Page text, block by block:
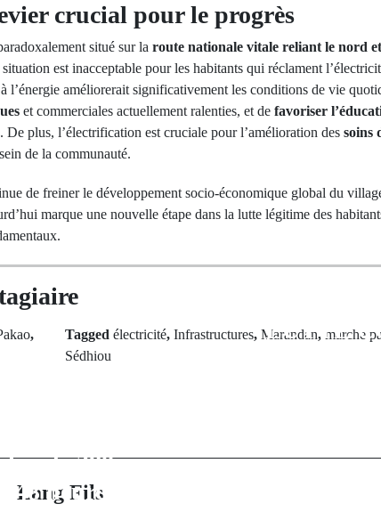
crucial pour le progrès
situé sur la route nationale vitale reliant le nord
est inacceptable pour les habitants qui réclament
l’énergie améliorerait significativement les conditions de vie
et commerciales actuellement ralenties, et de favoriser
De plus, l’électrification est cruciale pour l’amélioration des soins
de la communauté.
de freiner le développement socio-économique global du
marque une nouvelle étape dans la lutte légitime des
,
Tagged électricité, Infrastructures, Marandan, marche
Sédhiou
alarmante :
de 380
heures
LUTTE
Lang Fils